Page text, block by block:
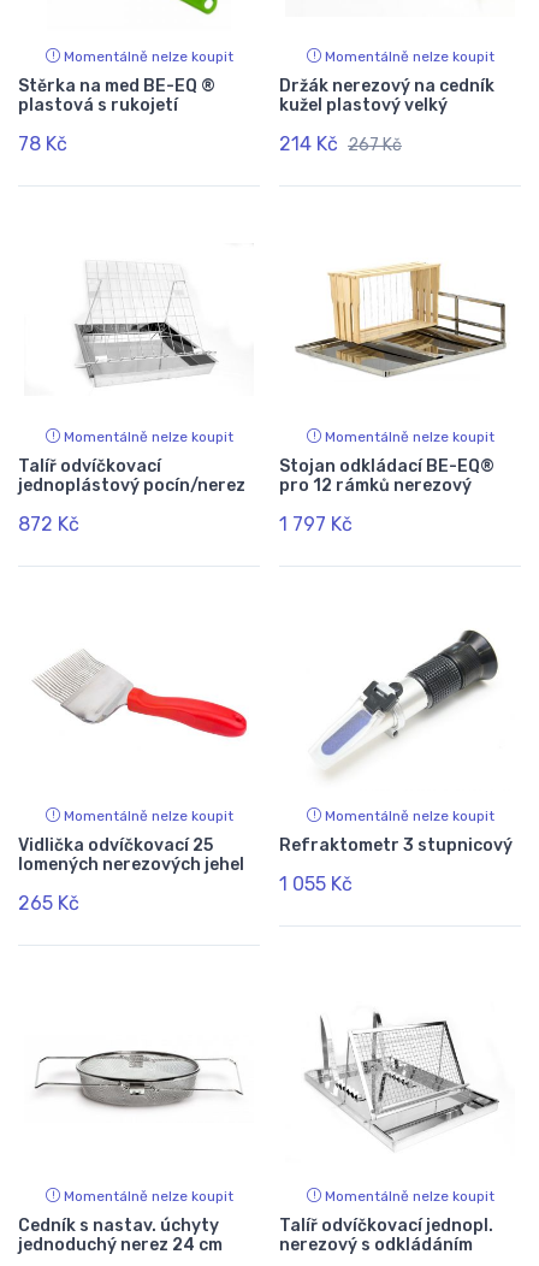
Momentálně nelze koupit
Stěrka na med BE-EQ ®
plastová s rukojetí
78 Kč
Momentálně nelze koupit
Držák nerezový na cedník
kužel plastový velký
214 Kč 267 Kč
Momentálně nelze koupit
Talíř odvíčkovací
jednoplástový pocín/nerez
872 Kč
Momentálně nelze koupit
Stojan odkládací BE-EQ®
pro 12 rámků nerezový
1 797 Kč
Momentálně nelze koupit
Vidlička odvíčkovací 25
lomených nerezových jehel
265 Kč
Momentálně nelze koupit
Refraktometr 3 stupnicový
1 055 Kč
Momentálně nelze koupit
Cedník s nastav. úchyty
jednoduchý nerez 24 cm
Momentálně nelze koupit
Talíř odvíčkovací jednopl.
nerezový s odkládáním